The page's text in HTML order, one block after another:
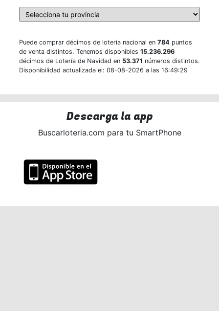
Puede comprar décimos de lotería nacional en 784 puntos
de venta distintos. Tenemos disponibles 15.236.296
décimos de Lotería de Navidad en 53.371 números distintos.
Disponibilidad actualizada el: 08-08-2026 a las 16:49:29
Descarga la app
Buscarloteria.com para tu SmartPhone